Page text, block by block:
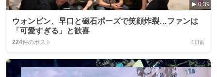
0:39
ウォンビン、早口と磁石ポーズで笑顔炸裂…ファンは
「可愛すぎる」と歓喜
224件のポスト 1日前